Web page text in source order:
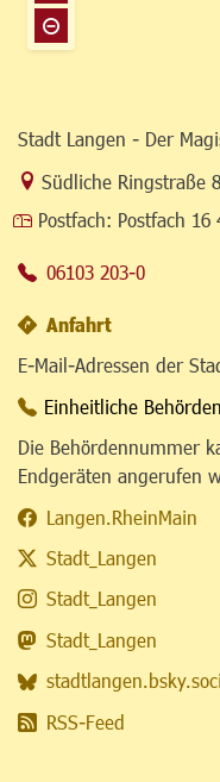
Stadt Langen - Der
Link zur Google-
Südliche Ringstraße
Postfach: Postfach 16
06103 203-0
Anfahrt
E-Mail-Adressen der
Einheitliche
Die Behördennummer
Endgeräten angerufen
Langen.RheinMain
Stadt_Langen
Stadt_Langen
Stadt_Langen
RSS-Feed